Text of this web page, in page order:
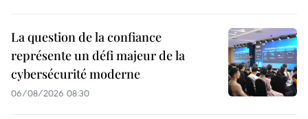
La question de la confiance
représente un défi majeur de la
cybersécurité moderne
06/08/2026 08:30